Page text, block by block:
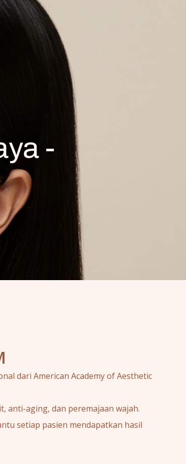
-
dari American Academy of Aesthetic
anti-aging, dan peremajaan wajah.
setiap pasien mendapatkan hasil